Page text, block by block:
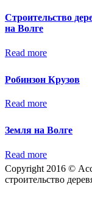
Строительство
на Волге
Read more
Робинзон Крузов
Read more
Земля на Волге
Read more
Copyright 2016 ©
строительство